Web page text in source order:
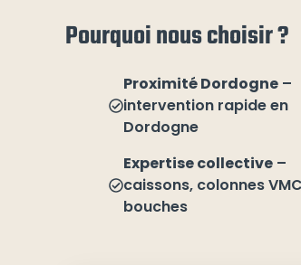
Pourquoi nous choisir ?
Proximité Dordogne –
intervention rapide en
Dordogne
Expertise collective –
caissons, colonnes
bouches